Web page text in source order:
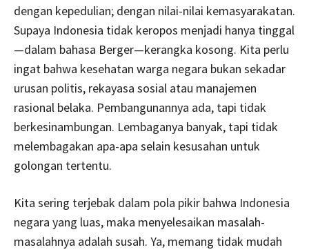
dengan kepedulian; dengan nilai-nilai kemasyarakatan.
Supaya Indonesia tidak keropos menjadi hanya tinggal
—dalam bahasa Berger—kerangka kosong. Kita perlu
ingat bahwa kesehatan warga negara bukan sekadar
urusan politis, rekayasa sosial atau manajemen
rasional belaka. Pembangunannya ada, tapi tidak
berkesinambungan. Lembaganya banyak, tapi tidak
melembagakan apa-apa selain kesusahan untuk
golongan tertentu.
Kita sering terjebak dalam pola pikir bahwa Indonesia
negara yang luas, maka menyelesaikan masalah-
masalahnya adalah susah. Ya, memang tidak mudah